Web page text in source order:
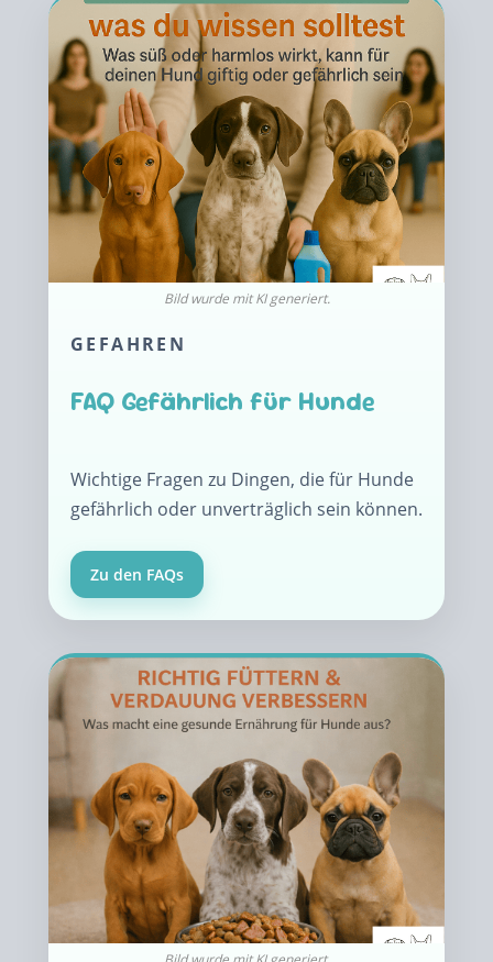
GEFAHREN
FAQ Gefährlich für Hunde
Wichtige Fragen zu Dingen, die für Hunde
gefährlich oder unverträglich sein können.
Zu den FAQs